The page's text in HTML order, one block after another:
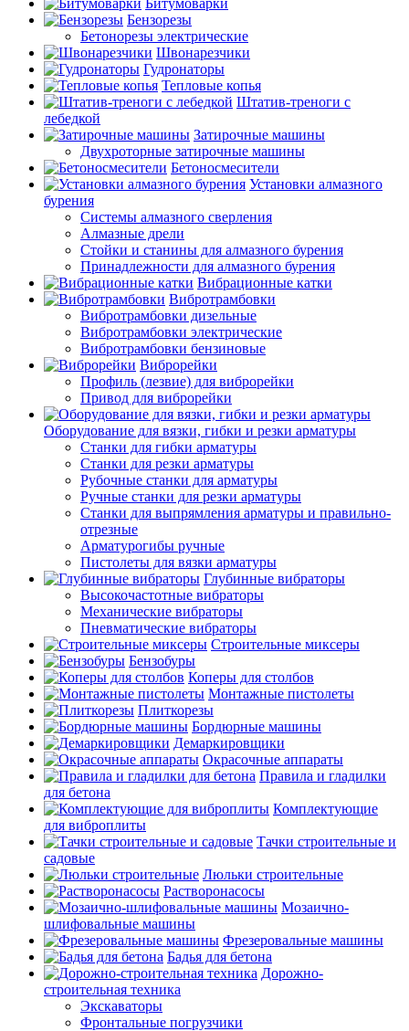
Битумоварки
Бензорезы
Бетонорезы электрические
Швонарезчики
Гудронаторы
Тепловые копья
Штатив-треноги с
лебедкой
Затирочные машины
Двухроторные затирочные машины
Бетоносмесители
Установки алмазного
бурения
Системы алмазного сверления
Алмазные дрели
Стойки и станины для алмазного бурения
Принадлежности для алмазного бурения
Вибрационные катки
Вибротрамбовки
Вибротрамбовки дизельные
Вибротрамбовки электрические
Вибротрамбовки бензиновые
Виброрейки
Профиль (лезвие) для виброрейки
Привод для виброрейки
Оборудование для вязки, гибки и резки арматуры
Станки для гибки арматуры
Станки для резки арматуры
Рубочные станки для арматуры
Ручные станки для резки арматуры
Станки для выпрямления арматуры и правильно-
отрезные
Арматурогибы ручные
Пистолеты для вязки арматуры
Глубинные вибраторы
Высокочастотные вибраторы
Механические вибраторы
Пневматические вибраторы
Строительные миксеры
Бензобуры
Коперы для столбов
Монтажные пистолеты
Плиткорезы
Бордюрные машины
Демаркировщики
Окрасочные аппараты
Правила и гладилки
для бетона
Комплектующие
для виброплиты
Тачки строительные и
садовые
Люльки строительные
Растворонасосы
Мозаично-
шлифовальные машины
Фрезеровальные машины
Бадья для бетона
Дорожно-
строительная техника
Экскаваторы
Фронтальные погрузчики